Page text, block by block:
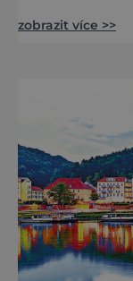
propojují
cyklistických
túrách s
zobrazit více >>